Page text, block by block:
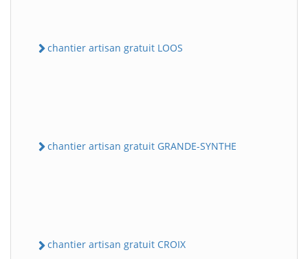
chantier artisan gratuit LOOS
chantier artisan gratuit GRANDE-SYNTHE
chantier artisan gratuit CROIX